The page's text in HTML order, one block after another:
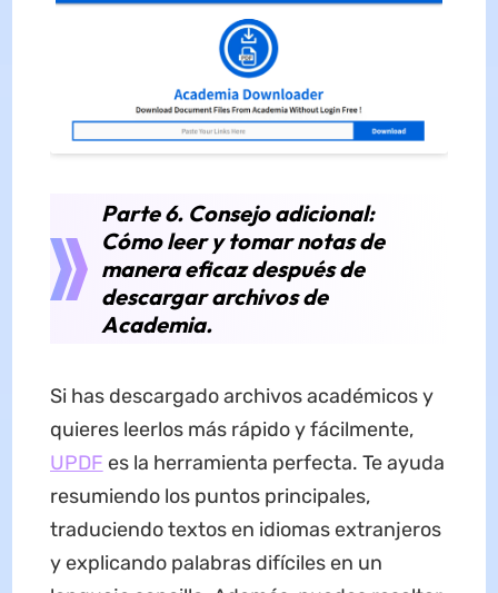
Parte 6. Consejo adicional:
Cómo leer y tomar notas de
manera eficaz después de
descargar archivos de
Academia.
Si has descargado archivos académicos y
quieres leerlos más rápido y fácilmente,
UPDF es la herramienta perfecta. Te ayuda
resumiendo los puntos principales,
traduciendo textos en idiomas extranjeros
y explicando palabras difíciles en un